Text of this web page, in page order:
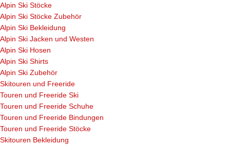
Alpin Ski Stöcke
Alpin Ski Stöcke Zubehör
Alpin Ski Bekleidung
Alpin Ski Jacken und Westen
Alpin Ski Hosen
Alpin Ski Shirts
Alpin Ski Zubehör
Skitouren und Freeride
Touren und Freeride Ski
Touren und Freeride Schuhe
Touren und Freeride Bindungen
Touren und Freeride Stöcke
Skitouren Bekleidung